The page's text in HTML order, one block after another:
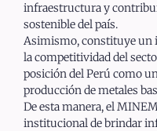
infraestructura y
sostenible del país.
Asimismo, constituye un
la competitividad del
posición del Perú como
producción de metales
De esta manera, el
institucional de brindar